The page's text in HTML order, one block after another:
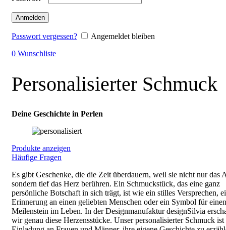
Anmelden
Passwort vergessen?
Angemeldet bleiben
0 Wunschliste
Personalisierter Schmuck
Deine Geschichte in Perlen
Produkte anzeigen
Häufige Fragen
Es gibt Geschenke, die die Zeit überdauern, weil sie nicht nur das
sondern tief das Herz berühren. Ein Schmuckstück, das eine ganz
persönliche Botschaft in sich trägt, ist wie ein stilles Versprechen,
Erinnerung an einen geliebten Menschen oder ein Symbol für einen
Meilenstein im Leben. In der Designmanufaktur designSilvia
wir genau diese Herzensstücke. Unser personalisierter Schmuck ist